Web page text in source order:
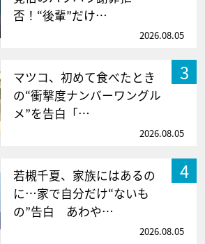
否！“後輩”だけ…
2026.08.05
3
マツコ、初めて食べたとき
の“衝撃度ナンバーワングル
メ”を告白「…
2026.08.05
4
若槻千夏、家族にはあるの
に…家で自分だけ“ないも
の”告白 あわや…
2026.08.05